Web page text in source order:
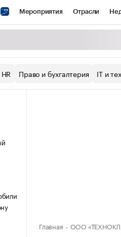
Мероприятия Отрасли
СПб Спецпроекты
Право и бухгалтерия IT и
Главная ООО